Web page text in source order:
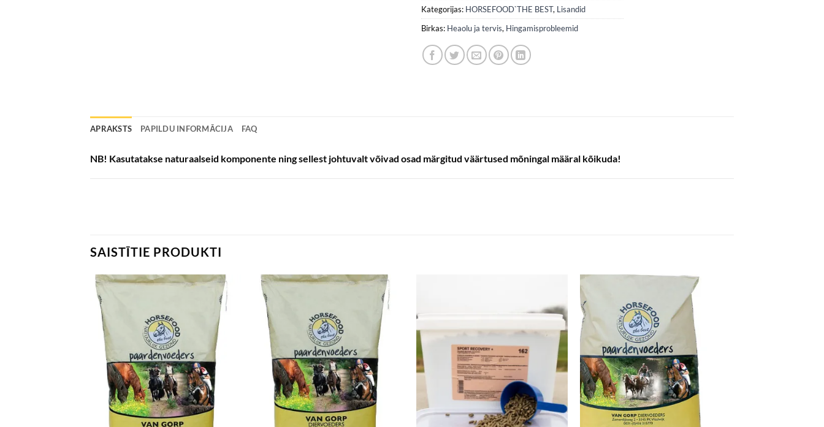
Kategorijas: HORSEFOOD`THE BEST, Lisandid
Birkas: Heaolu ja tervis, Hingamisprobleemid
APRAKSTS PAPILDU INFORMĀCIJA FAQ
NB! Kasutatakse naturaalseid komponente ning sellest johtuvalt võivad osad märgitud väärtused mõningal määral kõikuda!
SAISTĪTIE PRODUKTI